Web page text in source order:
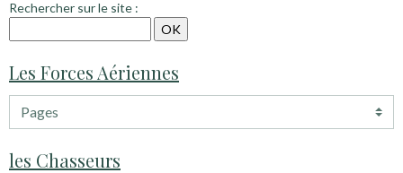
Rechercher sur le site :
Les Forces Aériennes
les Chasseurs